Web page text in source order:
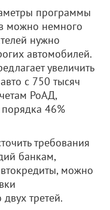
программы
можно немного
нужно
автомобилей.
увеличить
с 750 тысяч
РоАД,
46%
требования
банкам,
можно
третей.